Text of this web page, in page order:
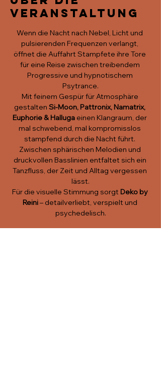
Veranstaltung
Wenn die Nacht nach Nebel, Licht und
pulsierenden Frequenzen verlangt,
öffnet die Auffahrt Stampfete ihre Tore
für eine Reise zwischen treibendem
Progressive und hypnotischem
Psytrance.
Mit feinem Gespür für Atmosphäre
gestalten Si-Moon, Pattronix, Namatrix,
Euphorie & Halluga einen Klangraum, der
mal schwebend, mal kompromisslos
stampfend durch die Nacht führt.
Zwischen sphärischen Melodien und
druckvollen Basslinien entfaltet sich ein
Tanzfluss, der Zeit und Alltag vergessen
lässt.
Für die visuelle Stimmung sorgt Deko by
Reini – detailverliebt, verspielt und
psychedelisch.